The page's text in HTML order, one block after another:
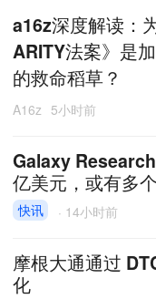
a16z深度解读：
ARITY法案》是
的救命稻草？
A16z 5小时前
Galaxy
亿美元，或有多
快讯 · 14小时前
摩根大通通过
化